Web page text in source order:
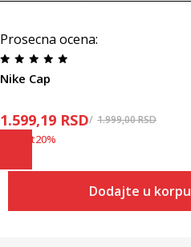
Prosecna ocena:
Nike Cap
1.599,19 RSD 1.999,00RSD
Popust20%
Dodajte u korpu